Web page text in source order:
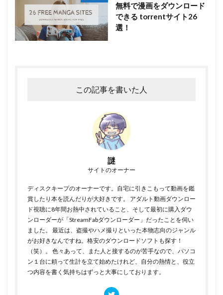
無料で漫画をダウンロード
できる torrentサイト26
選！
この記事を書いた人
謎
サイトのオーナー
ディスクキープのオーナーです。自宅に引きこもって動画を鑑
賞したり本を読んだりが大好きです。 アダルト動画ダウンロー
ド視聴に8年間お熱中されていること、そして最初に購入ダウ
ンローダーが「StreamFabダウンローダー」だったことを伺い
ました。 最近は、盗撮やハメ撮りといった本物志向のジャンル
がお好きなんですね。格安のダウンロードソフトも探す！
（笑）。 色々あって、また人と接するのが苦手なので、パソコ
ン１台に頼って生計を立て始めたけれど、自分の熱情と、役立
つ内容を書く気持ちはずっと大事にしております。